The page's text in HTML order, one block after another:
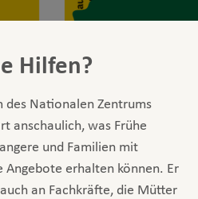
Hilfen?
des Nationalen Zentrums
anschaulich, was Frühe
und Familien mit
Angebote erhalten können. Er
an Fachkräfte, die Mütter